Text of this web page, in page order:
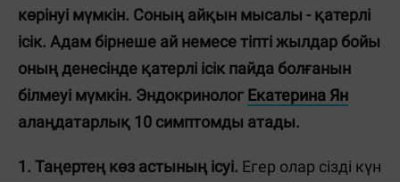
көрінуі мүмкін. Соның айқын мысалы - қатерлі
ісік. Адам бірнеше ай немесе тіпті жылдар бойы
оның денесінде қатерлі ісік пайда болғанын
білмеуі мүмкін. Эндокринолог Екатерина Ян
алаңдатарлық 10 симптомды атады.
1. Таңертең көз астының ісуі. Егер олар сізді күн